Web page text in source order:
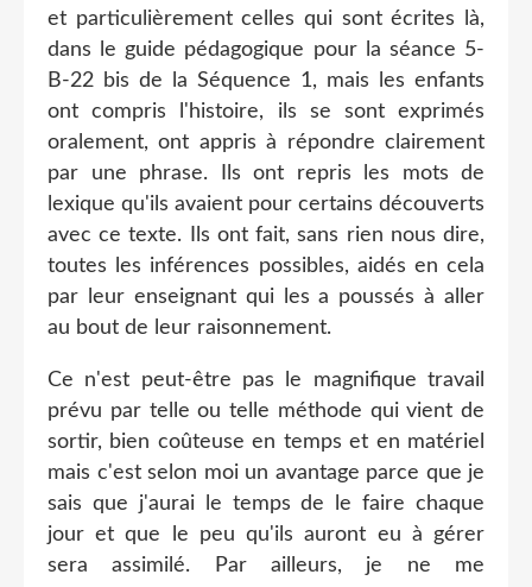
et particulièrement celles qui sont écrites là,
dans le guide pédagogique pour la séance 5-
B-22 bis de la Séquence 1, mais les enfants
ont compris l'histoire, ils se sont exprimés
oralement, ont appris à répondre clairement
par une phrase. Ils ont repris les mots de
lexique qu'ils avaient pour certains découverts
avec ce texte. Ils ont fait, sans rien nous dire,
toutes les inférences possibles, aidés en cela
par leur enseignant qui les a poussés à aller
au bout de leur raisonnement.
Ce n'est peut-être pas le magnifique travail
prévu par telle ou telle méthode qui vient de
sortir, bien coûteuse en temps et en matériel
mais c'est selon moi un avantage parce que je
sais que j'aurai le temps de le faire chaque
jour et que le peu qu'ils auront eu à gérer
sera assimilé. Par ailleurs, je ne me